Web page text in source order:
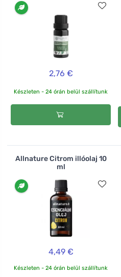
2,76 €
Készleten - 24 órán belül szállítunk
Allnature Citrom illóolaj 10
ml
4,49 €
Készleten - 24 órán belül szállítunk